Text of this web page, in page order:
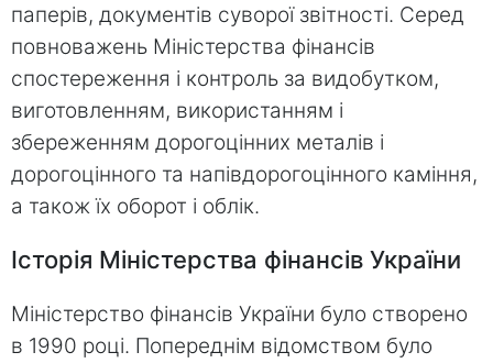
паперів, документів суворої звітності. Серед
повноважень Міністерства фінансів
спостереження і контроль за видобутком,
виготовленням, використанням і
збереженням дорогоцінних металів і
дорогоцінного та напівдорогоцінного каміння,
а також їх оборот і облік.
Історія Міністерства фінансів України
Міністерство фінансів України було створено
в 1990 році. Попереднім відомством було